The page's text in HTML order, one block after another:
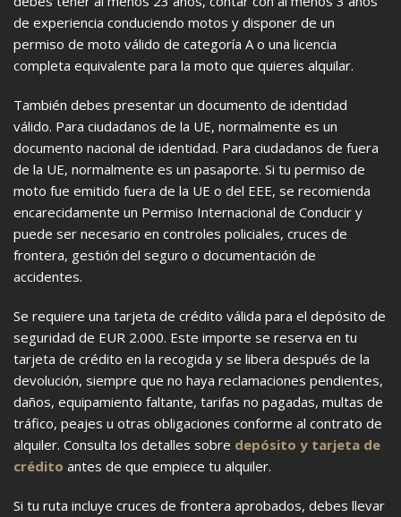
de experiencia conduciendo motos y disponer de un
permiso de moto válido de categoría A o una licencia
completa equivalente para la moto que quieres alquilar.
También debes presentar un documento de identidad
válido. Para ciudadanos de la UE, normalmente es un
documento nacional de identidad. Para ciudadanos de fuera
de la UE, normalmente es un pasaporte. Si tu permiso de
moto fue emitido fuera de la UE o del EEE, se recomienda
encarecidamente un Permiso Internacional de Conducir y
puede ser necesario en controles policiales, cruces de
frontera, gestión del seguro o documentación de
accidentes.
Se requiere una tarjeta de crédito válida para el depósito de
seguridad de EUR 2.000. Este importe se reserva en tu
tarjeta de crédito en la recogida y se libera después de la
devolución, siempre que no haya reclamaciones pendientes,
daños, equipamiento faltante, tarifas no pagadas, multas de
tráfico, peajes u otras obligaciones conforme al contrato de
alquiler. Consulta los detalles sobre depósito y tarjeta de
crédito antes de que empiece tu alquiler.
Si tu ruta incluye cruces de frontera aprobados, debes llevar